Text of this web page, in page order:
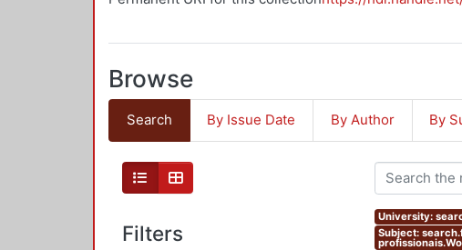
Browse
Search By Issue Date By Author By
Filters
University:
Subject: